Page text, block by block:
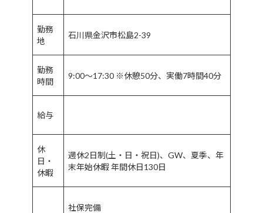
勤務
地
石川県金沢市松島2-39
勤務
時間
9:00〜17:30 ※休憩50分、実働7時間40分
給与
休
日・
休暇
週休2日制(土・日・祝日)、GW、夏季、年
末年始休暇 年間休日130日
社保完備